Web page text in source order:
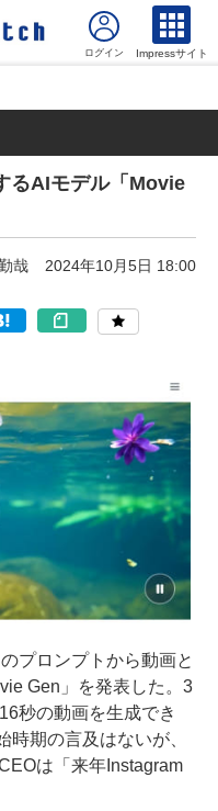
Impressサイト
るAIモデル「Movie
哉 2024年10月5日 18:00
プロンプトから動画と
Gen」を発表した。3
秒の動画を生成でき
時期の言及はないが、
は「来年Instagram